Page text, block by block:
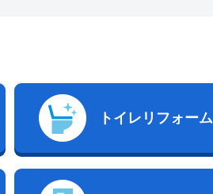
トイレリフォーム